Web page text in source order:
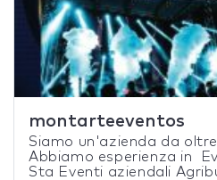
montarteeventos
Siamo un'azienda da
Abbiamo esperienza in
Sta Eventi aziendali